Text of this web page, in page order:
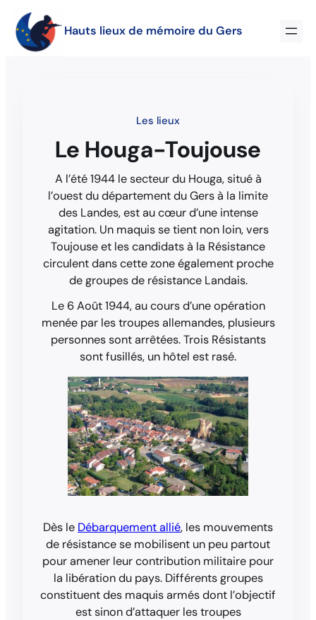
Hauts lieux de mémoire du Gers
Les lieux
Le Houga-Toujouse
A l’été 1944 le secteur du Houga, situé à
l’ouest du département du Gers à la limite
des Landes, est au cœur d’une intense
agitation. Un maquis se tient non loin, vers
Toujouse et les candidats à la Résistance
circulent dans cette zone également proche
de groupes de résistance Landais.
Le 6 Août 1944, au cours d’une opération
menée par les troupes allemandes, plusieurs
personnes sont arrêtées. Trois Résistants
sont fusillés, un hôtel est rasé.
Dès le Débarquement allié, les mouvements
de résistance se mobilisent un peu partout
pour amener leur contribution militaire pour
la libération du pays. Différents groupes
constituent des maquis armés dont l’objectif
est sinon d’attaquer les troupes